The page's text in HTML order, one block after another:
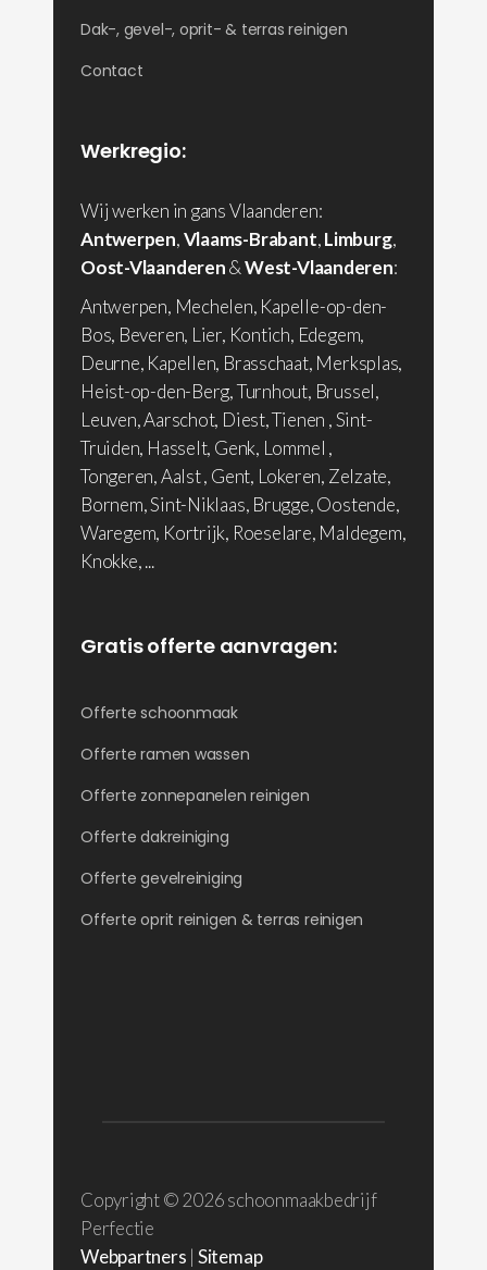
Dak-, gevel-, oprit- & terras reinigen
Contact
Werkregio:
Wij werken in gans Vlaanderen:
Antwerpen,Vlaams-Brabant,Limburg,
Oost-Vlaanderen&West-Vlaanderen:
Antwerpen, Mechelen, Kapelle-op-den-
Bos, Beveren, Lier, Kontich, Edegem,
Deurne, Kapellen, Brasschaat, Merksplas,
Heist-op-den-Berg, Turnhout, Brussel,
Leuven, Aarschot, Diest, Tienen , Sint-
Truiden, Hasselt, Genk, Lommel ,
Tongeren, Aalst , Gent, Lokeren, Zelzate,
Bornem, Sint-Niklaas, Brugge, Oostende,
Waregem, Kortrijk, Roeselare, Maldegem,
Knokke, ...
Gratis offerte aanvragen:
Offerte schoonmaak
Offerte ramen wassen
Offerte zonnepanelen reinigen
Offerte dakreiniging
Offerte gevelreiniging
Offerte oprit reinigen & terras reinigen
Copyright © 2026 schoonmaakbedrijf
Perfectie
Webpartners | Sitemap